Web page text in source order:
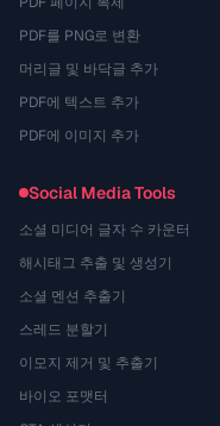
PDF를 PNG로 변환
머리글 및 바닥글 추가
PDF에 텍스트 추가
PDF에 이미지 추가
Social Media Tools
소셜 미디어 글자 수 카운터
해시태그 추출 및 생성기
소셜 멘션 추출기
스레드 분할기
이모지 제거 및 추출기
바이오 포맷터